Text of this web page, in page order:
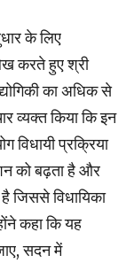
के लिए
करते हुए श्री
का अधिक से
व्यक्त किया कि इन
प्रक्रिया
को बढ़ता है और
जिससे विधायिका
कहा कि यह
सदन में